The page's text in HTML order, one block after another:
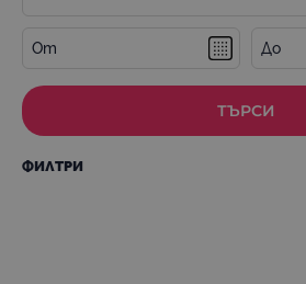
От До
ТЪРСИ
ФИЛТРИ